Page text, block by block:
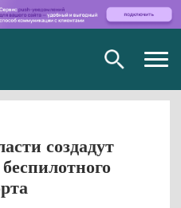
создадут